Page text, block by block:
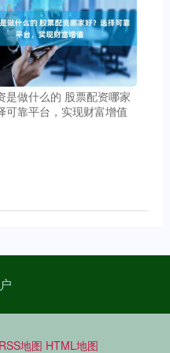
是做什么的 股票配资哪家
可靠平台，实现财富增值
RSS地图 HTML地图